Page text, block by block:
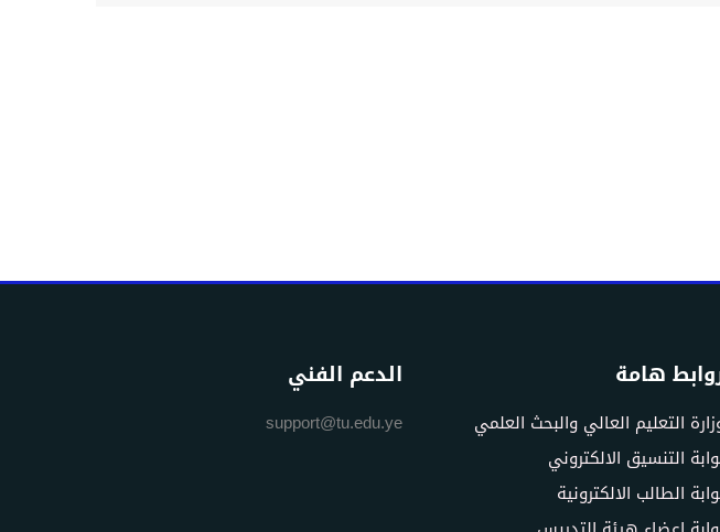
هامة
التعليم العالي والبحث العلمي
التنسيق الالكتروني
الطالب الالكترونية
الدعم الفني
support@tu.edu.ye